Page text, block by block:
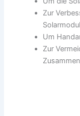
Zur
Um
Zur